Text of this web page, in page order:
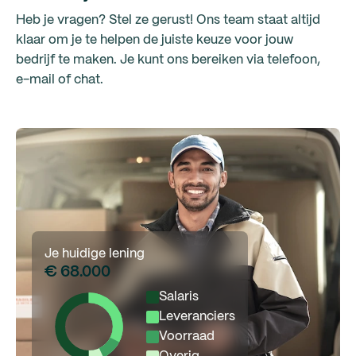
Heb je vragen? Stel ze gerust! Ons team staat altijd
klaar om je te helpen de juiste keuze voor jouw
bedrijf te maken. Je kunt ons bereiken via telefoon,
e-mail of chat.
Je huidige lening
€ 68.000
Salaris
Leveranciers
Voorraad